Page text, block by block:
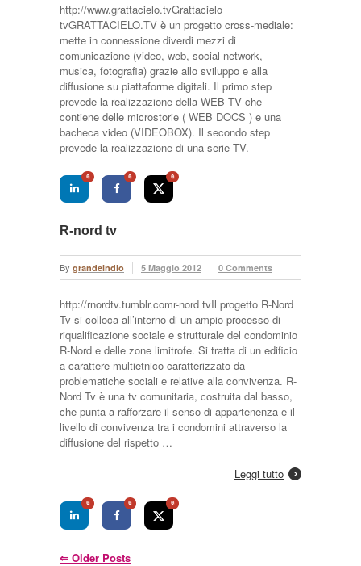
http://www.grattacielo.tvGrattacielo
tvGRATTACIELO.TV è un progetto cross-mediale:
mette in connessione diverdi mezzi di
comunicazione (video, web, social network,
musica, fotografia) grazie allo sviluppo e alla
diffusione su piattaforme digitali. Il primo step
prevede la realizzazione della WEB TV che
contiene delle microstorie ( WEB DOCS ) e una
bacheca video (VIDEOBOX). Il secondo step
prevede la realizzazione di una serie TV.
0 0 0
R-nord tv
By grandeindio 5 Maggio 2012 0 Comments
http://rnordtv.tumblr.comr-nord tvIl progetto R-Nord
Tv si colloca all’interno di un ampio processo di
riqualificazione sociale e strutturale del condominio
R-Nord e delle zone limitrofe. Si tratta di un edificio
a carattere multietnico caratterizzato da
problematiche sociali e relative alla convivenza. R-
Nord Tv è una tv comunitaria, costruita dal basso,
che punta a rafforzare il senso di appartenenza e il
livello di convivenza tra i condomini attraverso la
diffusione del rispetto …
Leggi tutto
0 0 0
⇐ Older Posts